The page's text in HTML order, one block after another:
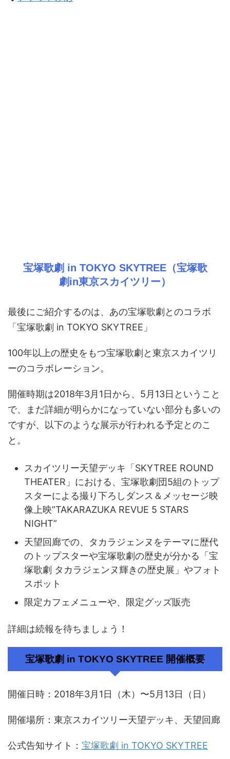
宝塚歌劇 in TOKYO SKYTREE（宝塚歌
劇in東京スカイツリー）
最後にご紹介するのは、あの宝塚歌劇とのコラボ
「宝塚歌劇 in TOKYO SKYTREE」
100年以上の歴史をもつ宝塚歌劇と東京スカイツリ
ーのコラボレーション。
開催時期は2018年3月1日から、5月13日ということ
で、まだ詳細が明らかになっていない部分も多いの
ですが、以下のような展示が行われる予定とのこ
と。
スカイツリー天望デッキ「SKYTREE ROUND
THEATER」における、宝塚歌劇団5組のトップ
スターによる撮り下ろしダンス＆メッセージ映
像上映”TAKARAZUKA REVUE 5 STARS
NIGHT”
天望回廊での、タカラジェンヌをテーマに歴代
のトップスターや宝塚歌劇の歴史が分かる「宝
塚歌劇 タカラジェンヌ輝きの歴史展」やフォト
スポット
限定カフェメニューや、限定グッズ販売
詳細は続報を待ちましょう！
宝塚歌劇 in TOKYO SKYTREE 開催概要
開催日時：2018年3月1日（木）〜5月13日（日）
開催場所：東京スカイツリー天望デッキ、天望回廊
公式告知サイト： 宝塚歌劇 in TOKYO SKYTREE